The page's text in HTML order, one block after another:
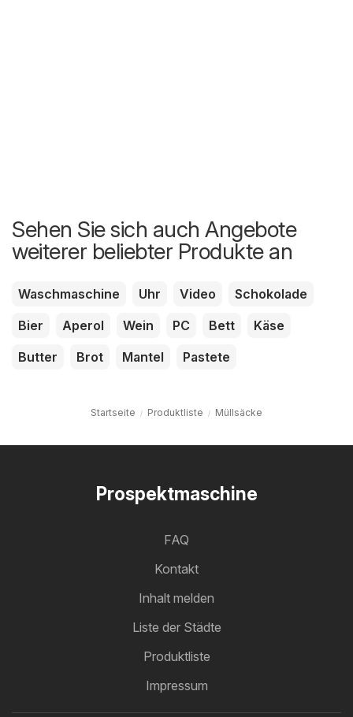
Sehen Sie sich auch Angebote
weiterer beliebter Produkte an
Waschmaschine Uhr Video
Schokolade
Bier
Aperol Wein PC Bett
Käse
Butter
Brot Mantel Pastete
Startseite Produktliste Müllsäcke
Prospektmaschine
FAQ
Kontakt
Inhalt melden
Liste der Städte
Produktliste
Impressum